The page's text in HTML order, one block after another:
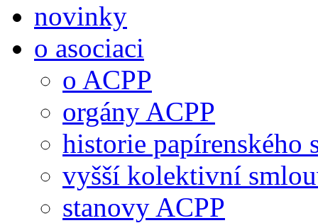
novinky
o asociaci
o ACPP
orgány ACPP
historie papírenského
vyšší kolektivní
stanovy ACPP